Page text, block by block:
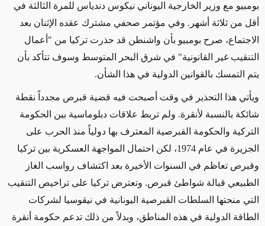
بومبيو مع وزير الخارجية اليوناني نيكوس دندياس للمرة الثالثة في
أقل من ثلاثة أشهر. وفي مؤتمر صحفي مشترك عقده الإثنان بعد
الاجتماع، صرح بومبيو بأن واشنطن قد حذرت تركيا من "أعمال
التنقيب غير القانونية" في شرق البحر المتوسط ​​وسوف تتأكد بأن
يتم التمسك بالقوانين الدولية في هذا الشأن.
ويأتي هذا التحذير في وقت أصبحت فيه قضية قبرص مجدداً نقطة
شائكة بالنسبة لأنقرة. ولم تربط علاقات دبلوماسية بين الحكومة
التركية والحكومة القبرصية المعترف بها دولياً منذ الحرب على
الجزيرة في عام 1974، لكن احتمال المواجهة العسكرية بين تركيا
وقبرص تعاظم في السنوات الأخيرة بعد اكتشاف رواسب الغاز
الطبيعي قبالة شواطئ قبرص. وتعترض تركيا على تراخيص التنقيب
التي منحتها السلطات القبرصية اليونانية في نيقوسيا لشركات
الطاقة الدولية في هذه المناطق، وبدلاً من ذلك تدعم حكومة أنقرة